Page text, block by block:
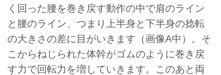
く回った腰を巻き戻す動作の中で肩のライン
と腰のライン、つまり上半身と下半身の捻転
の大きさの差に目がいきます（画像A中）。そ
こからねじられた体幹がゴムのように巻き戻
す力で回転力を増していきます。このあと両